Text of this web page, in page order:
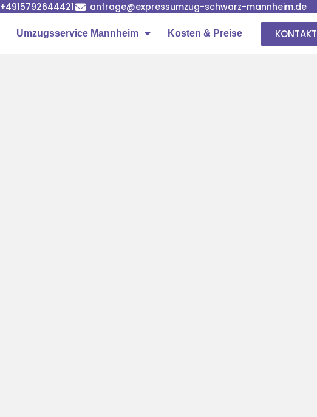
+4915792644421 anfrage@expressumzug-schwarz-mannheim.de
Umzugsservice Mannheim Kosten & Preise KONTAKT